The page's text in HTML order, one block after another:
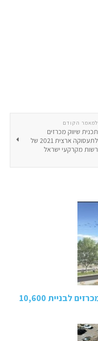
למאמר הקודם
תכנית שיווק מכרזים
לתעסוקה ארצית 2021 של
רשות מקרקעי ישראל
רשות מקרקעי ישראל מפרסמת מכרזים לבניית 10,600